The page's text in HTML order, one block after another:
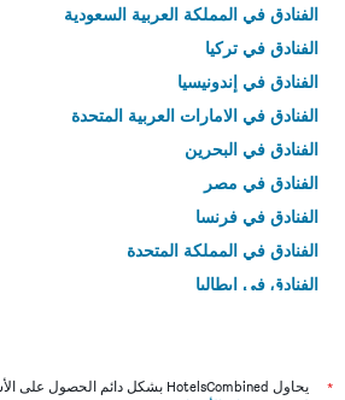
الفنادق في المملكة العربية السعودية
الفنادق في تركيا
الفنادق في إندونيسيا
الفنادق في الامارات العربية المتحدة
الفنادق في البحرين
الفنادق في مصر
الفنادق في فرنسا
الفنادق في المملكة المتحدة
الفنادق في إيطاليا
*
يحاول HotelsCombined بشكل دائم الحصول على الأسعار الدقيقة، ولكن